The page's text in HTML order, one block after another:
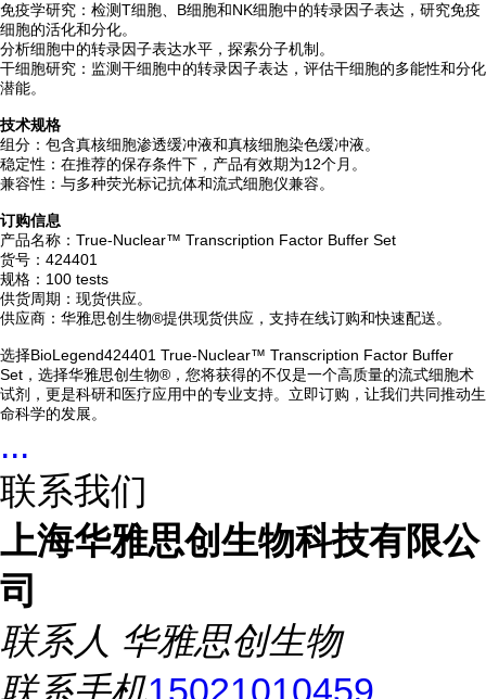
免疫学研究：检测T细胞、B细胞和NK细胞中的转录因子表达，研究免疫
细胞的活化和分化。
分析细胞中的转录因子表达水平，探索分子机制。
干细胞研究：监测干细胞中的转录因子表达，评估干细胞的多能性和分化
潜能。
技术规格
组分：包含真核细胞渗透缓冲液和真核细胞染色缓冲液。
稳定性：在推荐的保存条件下，产品有效期为12个月。
兼容性：与多种荧光标记抗体和流式细胞仪兼容。
订购信息
产品名称：True-Nuclear™ Transcription Factor Buffer Set
货号：424401
规格：100 tests
供货周期：现货供应。
供应商：华雅思创生物®提供现货供应，支持在线订购和快速配送。
选择BioLegend424401 True-Nuclear™ Transcription Factor Buffer
Set，选择华雅思创生物®，您将获得的不仅是一个高质量的流式细胞术
试剂，更是科研和医疗应用中的专业支持。立即订购，让我们共同推动生
命科学的发展。
...
联系我们
上海华雅思创生物科技有限公
司
联系人 华雅思创生物
联系手机15021010459